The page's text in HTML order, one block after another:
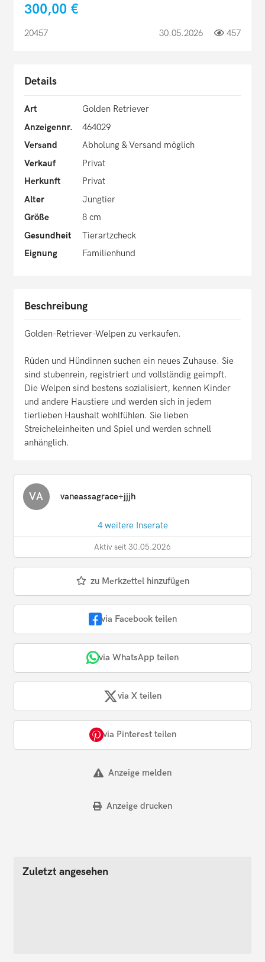
300,00 €
20457 30.05.2026 457
Details
Art
Golden Retriever
Anzeigennr.
464029
Versand
Abholung & Versand möglich
Verkauf
Privat
Herkunft
Privat
Alter
Jungtier
Größe
8 cm
Gesundheit
Tierartzcheck
Eignung
Familienhund
Beschreibung
Golden-Retriever-Welpen zu verkaufen.
Rüden und Hündinnen suchen ein neues Zuhause. Sie
sind stubenrein, registriert und vollständig geimpft.
Die Welpen sind bestens sozialisiert, kennen Kinder
und andere Haustiere und werden sich in jedem
tierlieben Haushalt wohlfühlen. Sie lieben
Streicheleinheiten und Spiel und werden schnell
anhänglich.
VA vaneassagrace+jjjh
4 weitere Inserate
Aktiv seit 30.05.2026
zu Merkzettel hinzufügen
via Facebook teilen
via WhatsApp teilen
via X teilen
via Pinterest teilen
Anzeige melden
Anzeige drucken
Zuletzt angesehen